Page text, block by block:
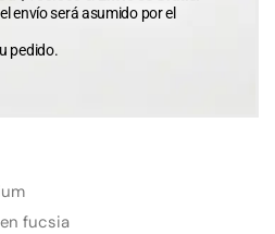
envío será asumido por el
pedido.
fucsia